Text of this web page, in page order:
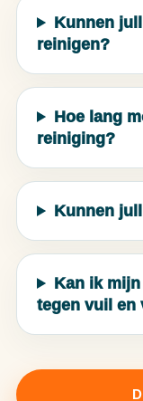
Kunnen
reinigen?
Hoe lang
reiniging?
Kunnen
Kan ik
tegen vuil en